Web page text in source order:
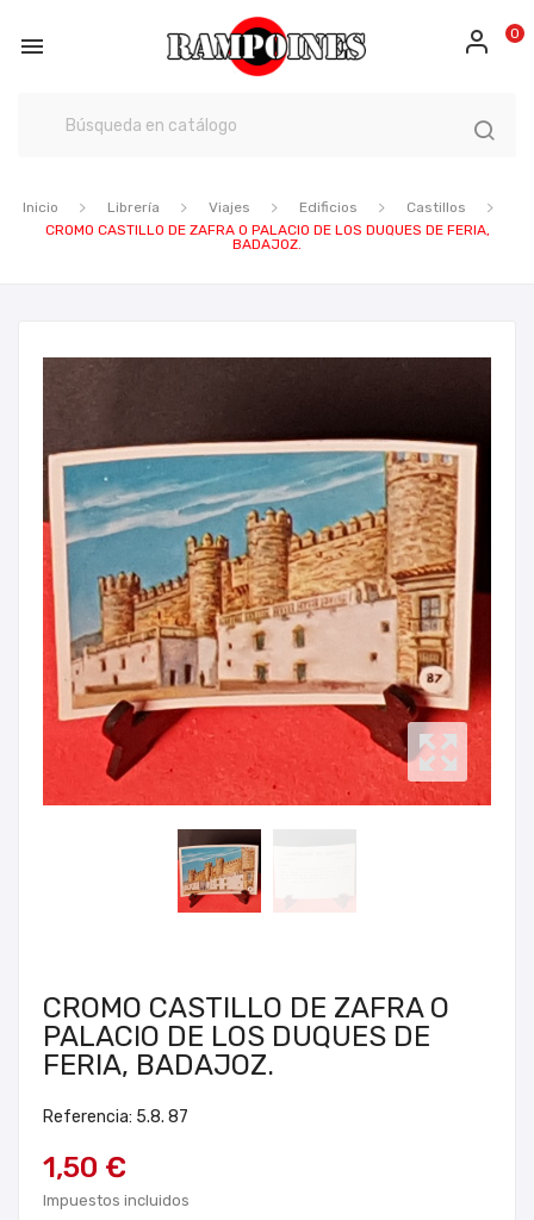
 0
Inicio Librería Viajes Edificios
Castillos
CROMO CASTILLO DE ZAFRA O PALACIO DE LOS DUQUES DE FERIA,
BADAJOZ.
CROMO CASTILLO DE ZAFRA O
PALACIO DE LOS DUQUES DE
FERIA, BADAJOZ.
Referencia: 5.8. 87
1,50 €
Impuestos incluidos